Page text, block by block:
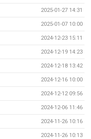
2025-01-27 14:31
2025-01-07 10:00
2024-12-23 15:11
2024-12-19 14:23
2024-12-18 13:42
2024-12-16 10:00
2024-12-12 09:56
2024-12-06 11:46
2024-11-26 10:16
2024-11-26 10:13